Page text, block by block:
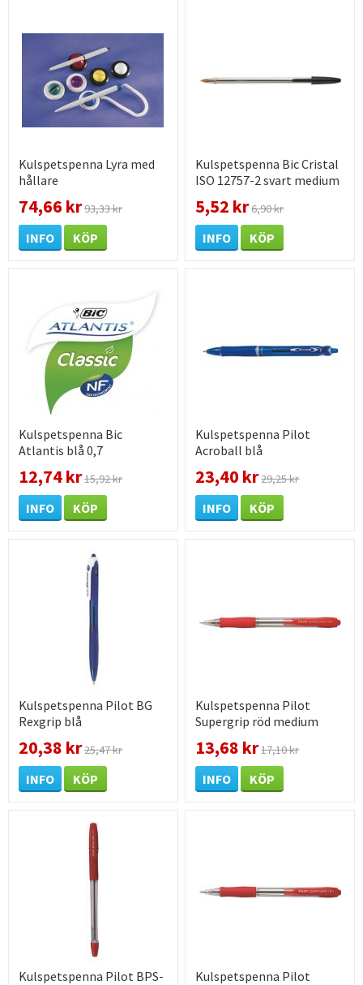
Kulspetspenna Lyra med
hållare
74,66 kr93,33 kr
INFO KÖP
Kulspetspenna Bic Cristal
ISO 12757-2 svart medium
5,52 kr6,90 kr
INFO KÖP
Kulspetspenna Bic
Atlantis blå 0,7
12,74 kr15,92 kr
INFO KÖP
Kulspetspenna Pilot
Acroball blå
23,40 kr29,25 kr
INFO KÖP
Kulspetspenna Pilot BG
Rexgrip blå
20,38 kr25,47 kr
INFO KÖP
Kulspetspenna Pilot
Supergrip röd medium
13,68 kr17,10 kr
INFO KÖP
Kulspetspenna Pilot BPS-
Kulspetspenna Pilot